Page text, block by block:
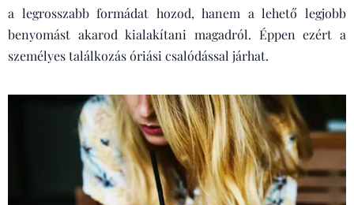
a legrosszabb formádat hozod, hanem a lehető legjobb
benyomást akarod kialakítani magadról. Éppen ezért a
személyes találkozás óriási csalódással járhat.